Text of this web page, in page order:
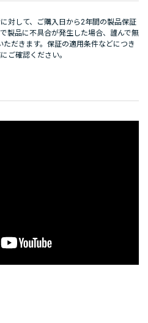
対して、ご購入日から2年間の製品保証
製品に不具合が発生した場合、謹んで無
だきます。保証の適用条件などにつき
ご確認ください。